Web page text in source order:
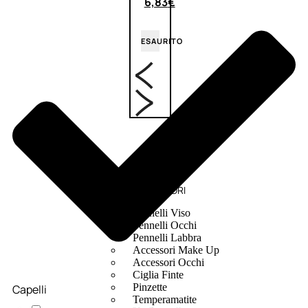
ESAURITO
ACCESSORI
Pennelli Viso
Pennelli Occhi
Pennelli Labbra
Accessori Make Up
Accessori Occhi
Ciglia Finte
Pinzette
Temperamatite
Capelli